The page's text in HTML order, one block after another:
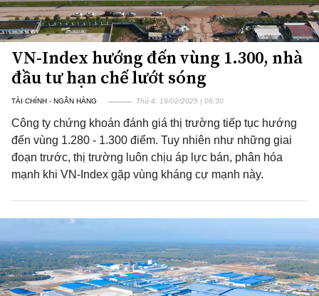
VN-Index hướng đến vùng 1.300, nhà
đầu tư hạn chế lướt sóng
TÀI CHÍNH - NGÂN HÀNG Thứ 4, 19/02/2025 | 06:30
Công ty chứng khoán đánh giá thị trường tiếp tục hướng
đến vùng 1.280 - 1.300 điểm. Tuy nhiên như những giai
đoạn trước, thị trường luôn chịu áp lực bán, phân hóa
mạnh khi VN-Index gặp vùng kháng cự mạnh này.